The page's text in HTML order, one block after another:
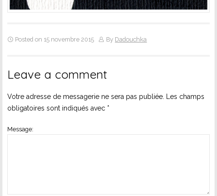
Posted on 15 novembre 2015 By Dadouchka
Leave a comment
Votre adresse de messagerie ne sera pas publiée.
Les champs
obligatoires sont indiqués avec *
Message: